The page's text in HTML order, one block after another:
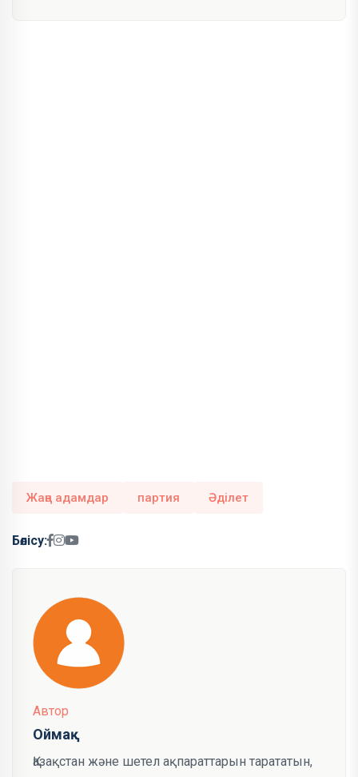
Жаңа адамдар партия Әділет
Бөлісу:
Автор
Оймақ
Қазақстан және шетел ақпараттарын тарататын,